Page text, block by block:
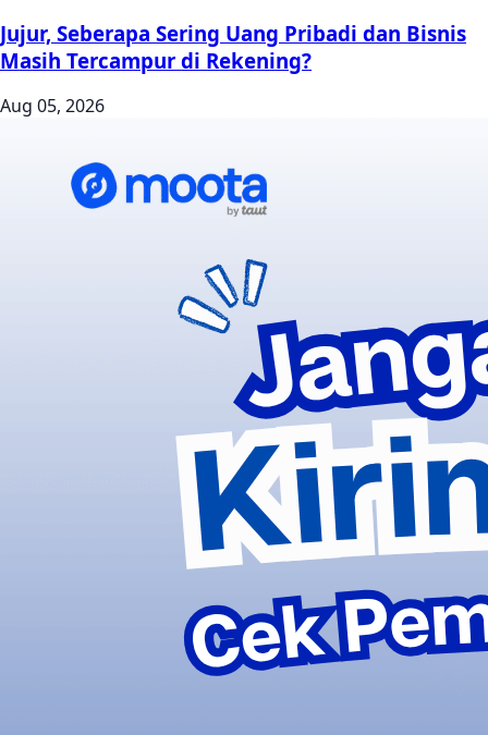
Jujur, Seberapa Sering Uang Pribadi dan Bisnis
Masih Tercampur di Rekening?
Aug 05, 2026